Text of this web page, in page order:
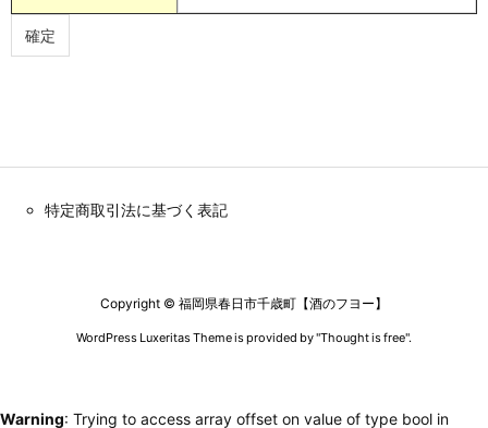
特定商取引法に基づく表記
Copyright © 福岡県春日市千歳町【酒のフヨー】
WordPress Luxeritas Theme is provided by "Thought is free".
Warning: Trying to access array offset on value of type bool in